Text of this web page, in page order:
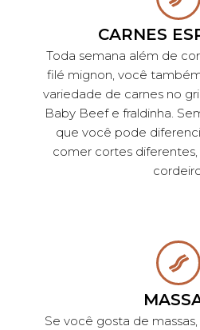
CARNES
Toda semana além de
filé mignon, você
variedade de carnes no
Baby Beef e fraldinha.
que você pode
comer cortes
Se você gosta de